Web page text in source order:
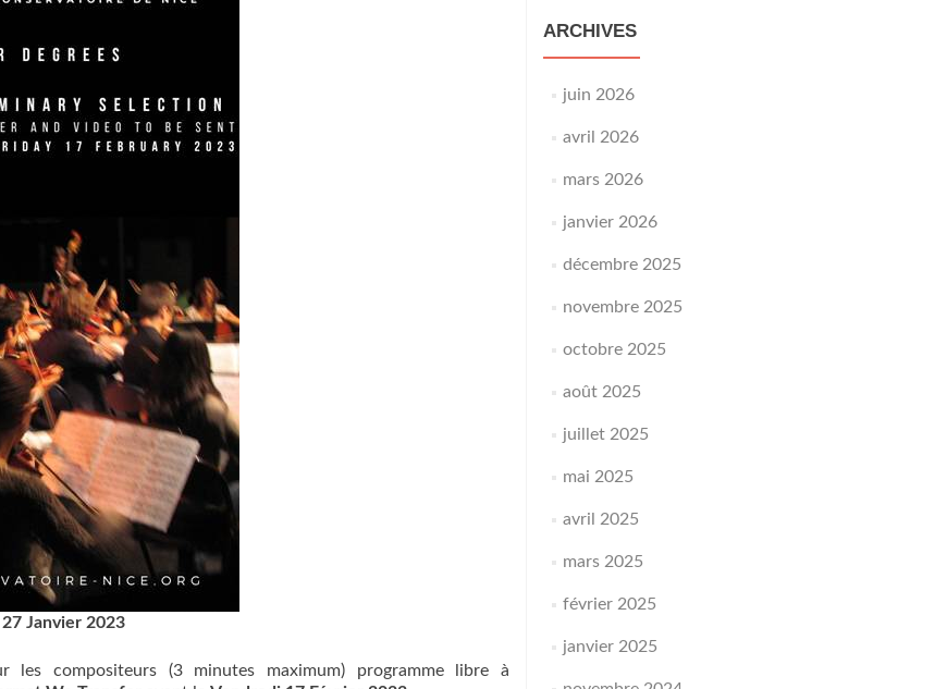
Janvier 2023
compositeurs (3 minutes maximum) programme libre à
ARCHIVES
juin 2026
avril 2026
mars 2026
janvier 2026
décembre 2025
novembre 2025
octobre 2025
août 2025
juillet 2025
mai 2025
avril 2025
mars 2025
février 2025
janvier 2025